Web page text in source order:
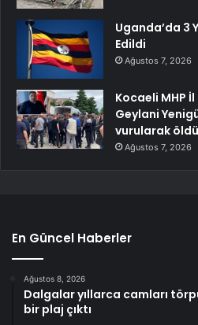
Uganda’da 3
Edildi
Ağustos 7, 2026
Kocaeli MHP İl
Geylani
vurularak
Ağustos 7, 2026
En Güncel Haberler
Ağustos 8, 2026
Dalgalar yıllarca camları
bir plaj çıktı